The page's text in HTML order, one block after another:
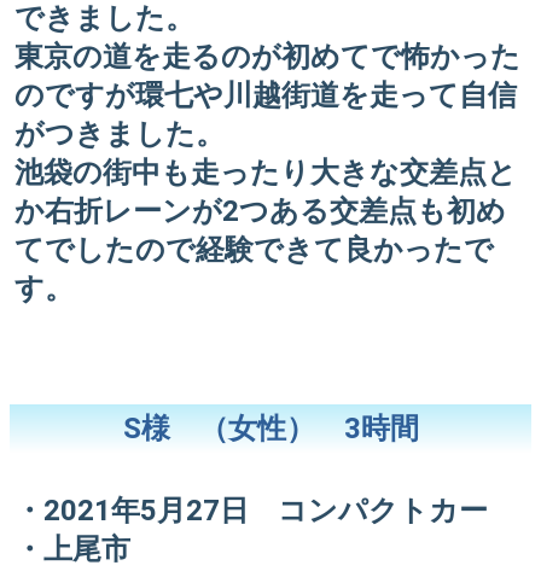
できました。
東京の道を走るのが初めてで怖かった
のですが環七や川越街道を走って自信
がつきました。
池袋の街中も走ったり大きな交差点と
か右折レーンが2つある交差点も初め
てでしたので経験できて良かったで
す。
S様 （女性） 3時間
・2021年5月27日 コンパクトカー
・上尾市